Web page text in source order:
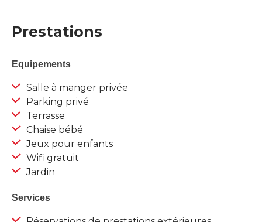
Prestations
Equipements
Salle à manger privée
Parking privé
Terrasse
Chaise bébé
Jeux pour enfants
Wifi gratuit
Jardin
Services